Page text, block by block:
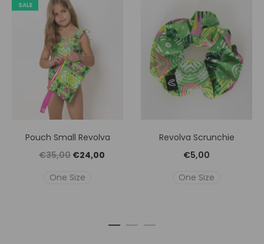
SALE
Pouch Small Revolva
€35,00 Original
price
€24,00
€24,00.
One Size
Revolva Scrunchie
€5,00
One Size